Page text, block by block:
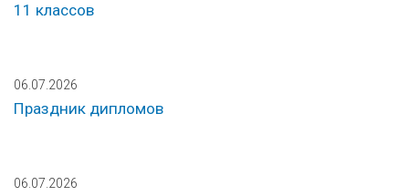
11 классов
06.07.2026
Праздник дипломов
06.07.2026